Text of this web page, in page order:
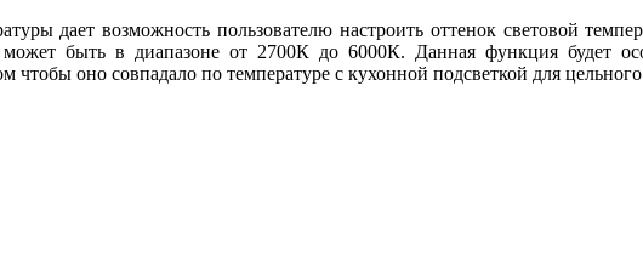
дает возможность пользователю настроить оттенок световой
может быть в диапазоне от 2700К до 6000К. Данная функция будет
чтобы оно совпадало по температуре с кухонной подсветкой для